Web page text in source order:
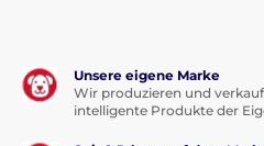
Unsere eigene Marke
Wir produzieren und
intelligente Produkte der